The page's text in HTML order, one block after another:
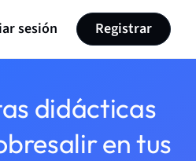
sesión Registrar
didácticas
en tus